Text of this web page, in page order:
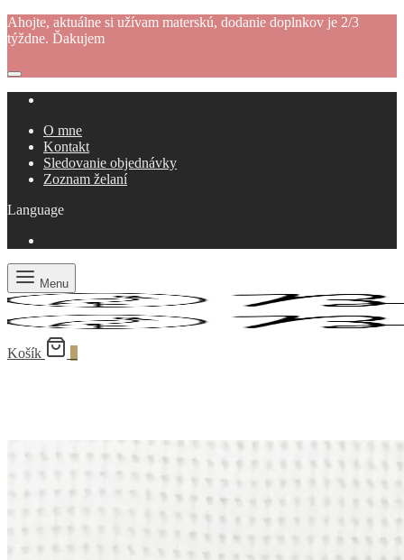
Ahojte, aktuálne si užívam materskú, dodanie doplnkov je 2/3
týždne. Ďakujem
O mne
Kontakt
Sledovanie objednávky
Zoznam želaní
Language
Menu
Košík